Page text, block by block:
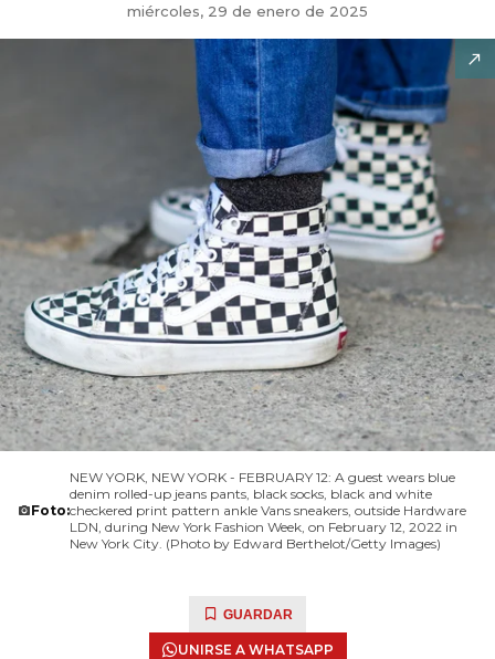
miércoles, 29 de enero de 2025
Foto:
NEW YORK, NEW YORK - FEBRUARY 12: A guest wears blue
denim rolled-up jeans pants, black socks, black and white
checkered print pattern ankle Vans sneakers, outside Hardware
LDN, during New York Fashion Week, on February 12, 2022 in
New York City. (Photo by Edward Berthelot/Getty Images)
GUARDAR
UNIRSE A WHATSAPP